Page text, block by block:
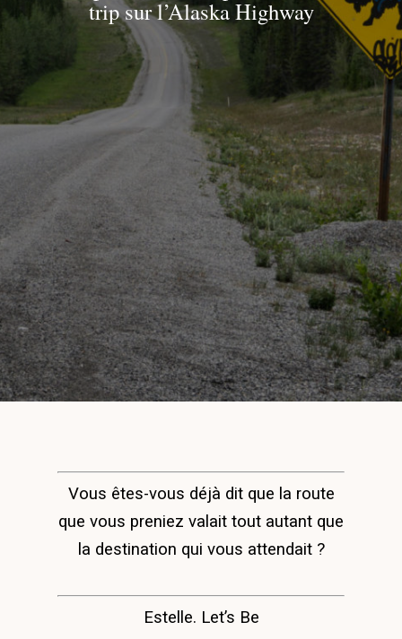
trip sur l’Alaska Highway
Vous êtes-vous déjà dit que la route
que vous preniez valait tout autant que
la destination qui vous attendait ?
Estelle. Let’s Be